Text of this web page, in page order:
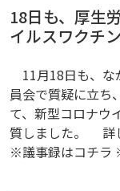
18日も、厚生
イルスワクチ
11月18日も、な
員会で質疑に立ち
て、新型コロナウ
質しました。 詳
※議事録はコチ